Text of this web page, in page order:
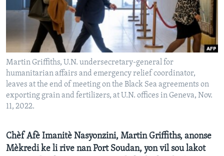
Languages
Martin Griffiths, U.N. undersecretary-general for
humanitarian affairs and emergency relief coordinator,
leaves at the end of meeting on the Black Sea agreements on
exporting grain and fertilizers, at U.N. offices in Geneva, Nov.
11, 2022.
Chèf Afè Imanitè Nasyonzini, Martin Griffiths, anonse
Mèkredi ke li rive nan Port Soudan, yon vil sou lakot